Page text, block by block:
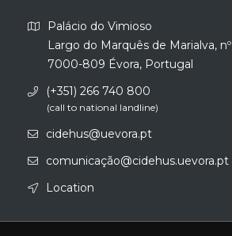
Palácio do Vimioso
Largo do Marquês de Marialva,
7000-809 Évora, Portugal
(+351) 266 740 800
(call to national landline)
cidehus@uevora.pt
comunicação@cidehus.uevora.pt
Location